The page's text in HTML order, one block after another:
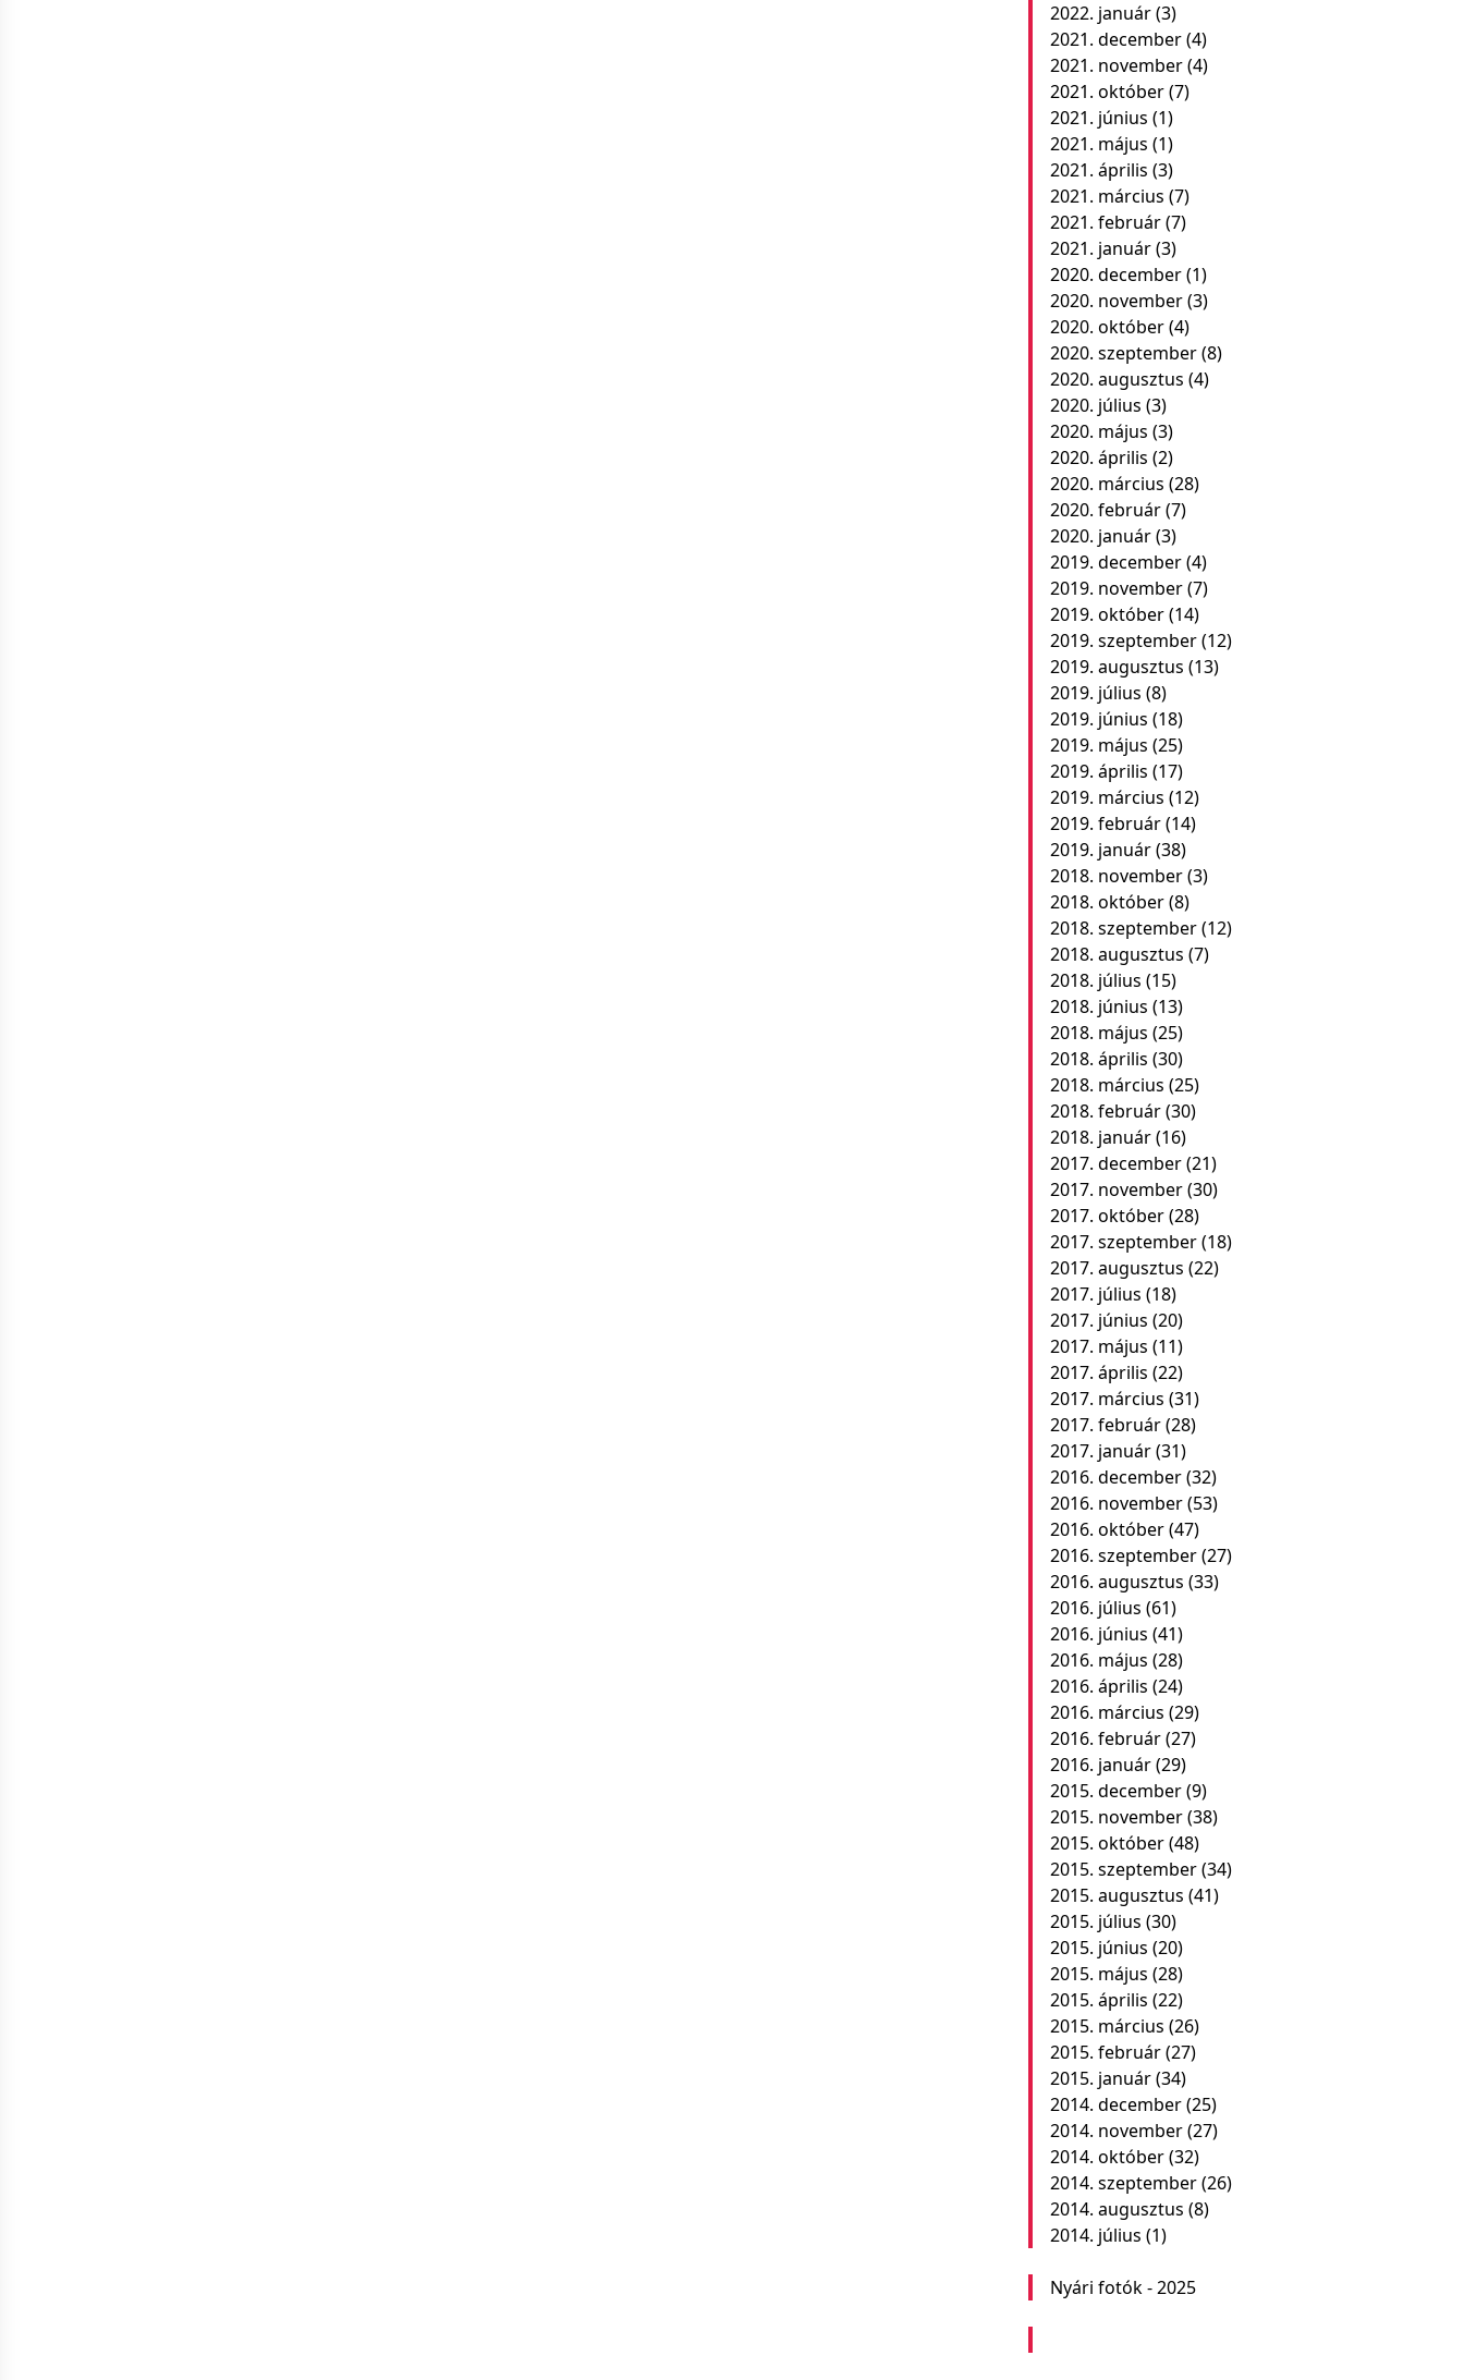
2022. január(3)
2021. december(4)
2021. november(4)
2021. október(7)
2021. június (1)
2021. május (1)
2021. április (3)
2021. március (7)
2021. február(7)
2021. január(3)
2020. december(1)
2020. november(3)
2020. október(4)
2020. szeptember(8)
2020. augusztus (4)
2020. július (3)
2020. május (3)
2020. április (2)
2020. március (28)
2020. február(7)
2020. január(3)
2019. december(4)
2019. november(7)
2019. október(14)
2019. szeptember(12)
2019. augusztus (13)
2019. július (8)
2019. június (18)
2019. május (25)
2019. április (17)
2019. március (12)
2019. február(14)
2019. január(38)
2018. november(3)
2018. október(8)
2018. szeptember(12)
2018. augusztus (7)
2018. július (15)
2018. június (13)
2018. május (25)
2018. április (30)
2018. március (25)
2018. február(30)
2018. január(16)
2017. december(21)
2017. november(30)
2017. október(28)
2017. szeptember(18)
2017. augusztus (22)
2017. július (18)
2017. június (20)
2017. május (11)
2017. április (22)
2017. március (31)
2017. február(28)
2017. január(31)
2016. december(32)
2016. november(53)
2016. október(47)
2016. szeptember(27)
2016. augusztus (33)
2016. július (61)
2016. június (41)
2016. május (28)
2016. április (24)
2016. március (29)
2016. február(27)
2016. január(29)
2015. december(9)
2015. november(38)
2015. október(48)
2015. szeptember(34)
2015. augusztus (41)
2015. július (30)
2015. június (20)
2015. május (28)
2015. április (22)
2015. március (26)
2015. február(27)
2015. január(34)
2014. december(25)
2014. november(27)
2014. október(32)
2014. szeptember(26)
2014. augusztus (8)
2014. július (1)
Nyári fotók - 2025